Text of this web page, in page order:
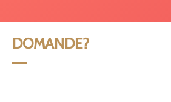
DOMANDE?